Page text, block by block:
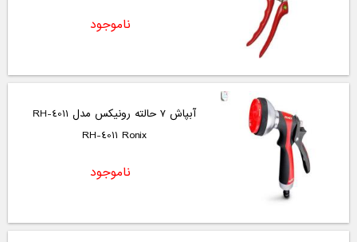
ناموجود
آبپاش 7 حالته رونیکس مدل RH-4011
RH-4011 Ronix
ناموجود